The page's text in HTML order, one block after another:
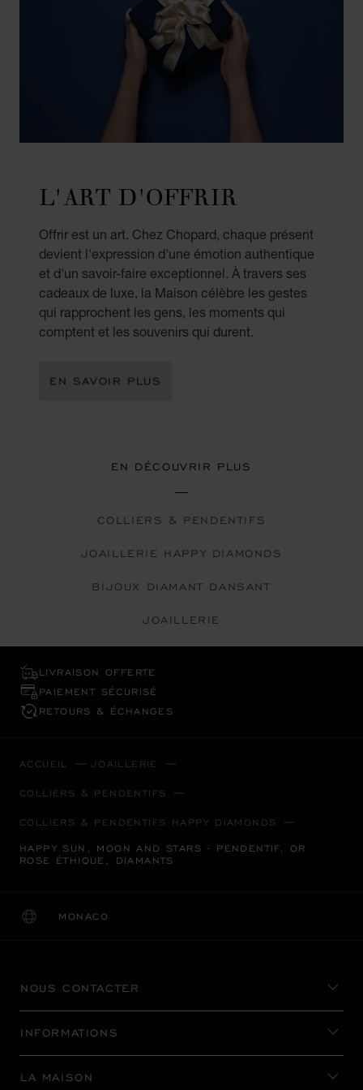
L'ART D'OFFRIR
Offrir est un art. Chez Chopard, chaque présent
devient l'expression d'une émotion authentique
et d'un savoir-faire exceptionnel. À travers ses
cadeaux de luxe, la Maison célèbre les gestes
qui rapprochent les gens, les moments qui
comptent et les souvenirs qui durent.
EN SAVOIR PLUS
EN DÉCOUVRIR PLUS
COLLIERS & PENDENTIFS
JOAILLERIE HAPPY DIAMONDS
BIJOUX DIAMANT DANSANT
JOAILLERIE
LIVRAISON OFFERTE
PAIEMENT SÉCURISÉ
RETOURS & ÉCHANGES
ACCUEIL JOAILLERIE
COLLIERS & PENDENTIFS
COLLIERS & PENDENTIFS HAPPY DIAMONDS
HAPPY SUN, MOON AND STARS - PENDENTIF, OR
ROSE ÉTHIQUE, DIAMANTS
MONACO
LOCALISATION (CHANGER DE PAYS)
CHANGER DE PAYS
NOUS CONTACTER
INFORMATIONS
LA MAISON